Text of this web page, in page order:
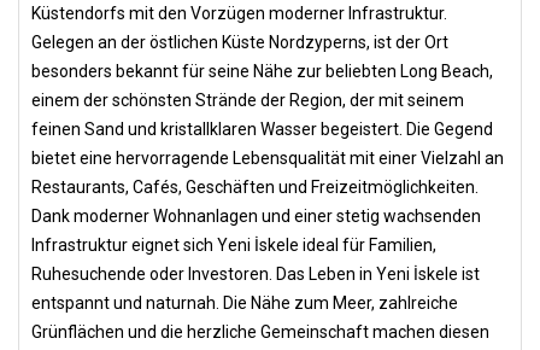
Küstendorfs mit den Vorzügen moderner Infrastruktur.
Gelegen an der östlichen Küste Nordzyperns, ist der Ort
besonders bekannt für seine Nähe zur beliebten Long Beach,
einem der schönsten Strände der Region, der mit seinem
feinen Sand und kristallklaren Wasser begeistert. Die Gegend
bietet eine hervorragende Lebensqualität mit einer Vielzahl an
Restaurants, Cafés, Geschäften und Freizeitmöglichkeiten.
Dank moderner Wohnanlagen und einer stetig wachsenden
Infrastruktur eignet sich Yeni İskele ideal für Familien,
Ruhesuchende oder Investoren. Das Leben in Yeni İskele ist
entspannt und naturnah. Die Nähe zum Meer, zahlreiche
Grünflächen und die herzliche Gemeinschaft machen diesen